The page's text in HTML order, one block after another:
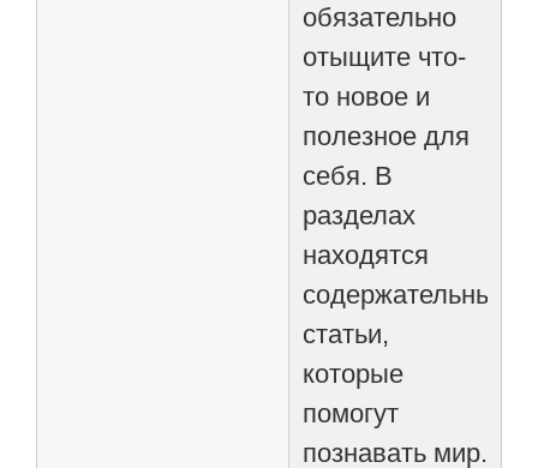
обязательно
отыщите что-
то новое и
полезное для
себя. В
разделах
находятся
содержательные
статьи,
которые
помогут
познавать мир.